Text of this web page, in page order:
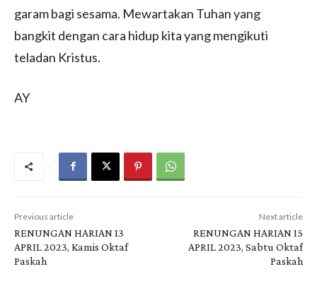
garam bagi sesama. Mewartakan Tuhan yang
bangkit dengan cara hidup kita yang mengikuti
teladan Kristus.
AY
Previous article
RENUNGAN HARIAN 13
APRIL 2023, Kamis Oktaf
Paskah
Next article
RENUNGAN HARIAN 15
APRIL 2023, Sabtu Oktaf
Paskah